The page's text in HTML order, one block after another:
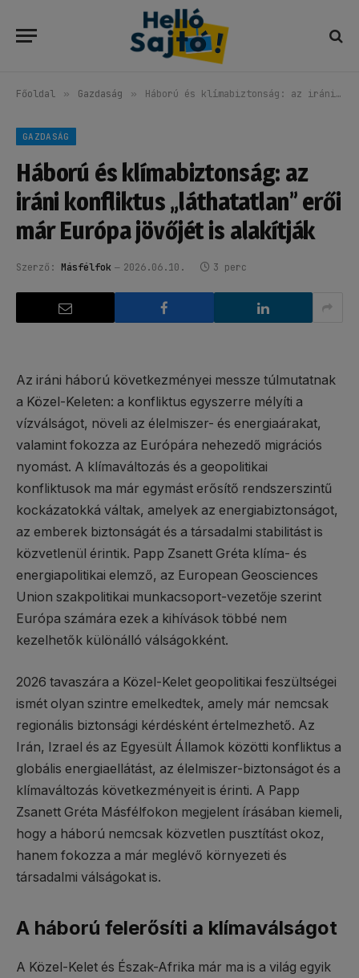
Főoldal » Gazdaság » Háború és klímabiztonság: az iráni konfliktus „láthatatlan” erői már Európa jövőjét is alakítják
GAZDASÁG
Háború és klímabiztonság: az
iráni konfliktus „láthatatlan” erői
már Európa jövőjét is alakítják
Szerző: Másfélfok 2026.06.10. 3 perc
Az iráni háború következményei messze túlmutatnak
a Közel-Keleten: a konfliktus egyszerre mélyíti a
vízválságot, növeli az élelmiszer- és energiaárakat,
valamint fokozza az Európára nehezedő migrációs
nyomást. A klímaváltozás és a geopolitikai
konfliktusok ma már egymást erősítő rendszerszintű
kockázatokká váltak, amelyek az energiabiztonságot,
az emberek biztonságát és a társadalmi stabilitást is
közvetlenül érintik. Papp Zsanett Gréta klíma- és
energiapolitikai elemző, az European Geosciences
Union szakpolitikai munkacsoport-vezetője szerint
Európa számára ezek a kihívások többé nem
kezelhetők különálló válságokként.
2026 tavaszára a Közel-Kelet geopolitikai feszültségei
ismét olyan szintre emelkedtek, amely már nemcsak
regionális biztonsági kérdésként értelmezhető. Az
Irán, Izrael és az Egyesült Államok közötti konfliktus a
globális energiaellátást, az élelmiszer-biztonságot és a
klímaváltozás következményeit is érinti. A Papp
Zsanett Gréta Másfélfokon megjelent írásában kiemeli,
hogy a háború nemcsak közvetlen pusztítást okoz,
hanem fokozza a már meglévő környezeti és
társadalmi válságokat is.
A háború felerősíti a klímaválságot
A Közel-Kelet és Észak-Afrika már ma is a világ egyik